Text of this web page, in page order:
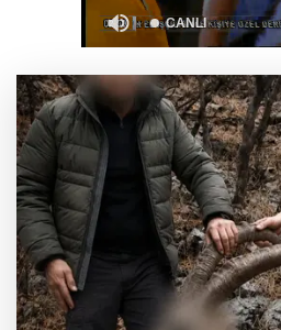
Fındık alım
Ağustos'ta başlıyor